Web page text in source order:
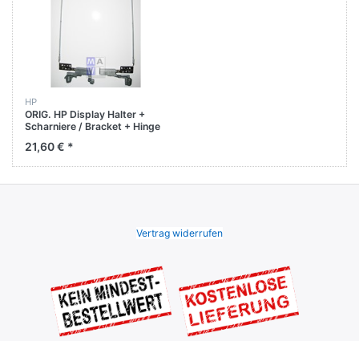
HP
ORIG. HP Display Halter +
Scharniere / Bracket + Hinge
21,60 € *
Vertrag widerrufen